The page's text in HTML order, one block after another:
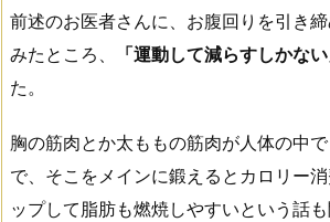
前述のお医者さんに、お腹回りを引き
みたところ、
「運動して減らすしかない
た。
胸の筋肉とか太ももの筋肉が人体の中
で、そこをメインに鍛えるとカロリー
ップして脂肪も燃焼しやすいという話も